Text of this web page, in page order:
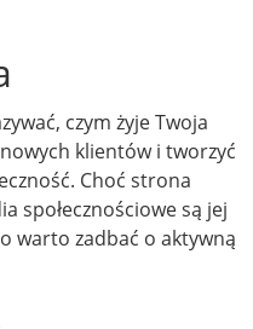
czym żyje Twoja
klientów i tworzyć
Choć strona
społecznościowe są jej
warto zadbać o aktywną